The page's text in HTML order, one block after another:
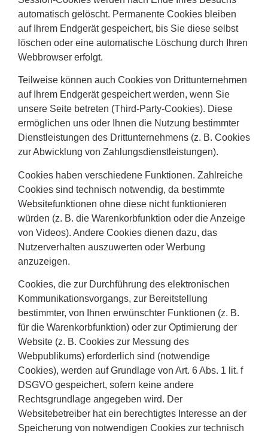
automatisch gelöscht. Permanente Cookies bleiben
auf Ihrem Endgerät gespeichert, bis Sie diese selbst
löschen oder eine automatische Löschung durch Ihren
Webbrowser erfolgt.
Teilweise können auch Cookies von Drittunternehmen
auf Ihrem Endgerät gespeichert werden, wenn Sie
unsere Seite betreten (Third-Party-Cookies). Diese
ermöglichen uns oder Ihnen die Nutzung bestimmter
Dienstleistungen des Drittunternehmens (z. B. Cookies
zur Abwicklung von Zahlungsdienstleistungen).
Cookies haben verschiedene Funktionen. Zahlreiche
Cookies sind technisch notwendig, da bestimmte
Websitefunktionen ohne diese nicht funktionieren
würden (z. B. die Warenkorbfunktion oder die Anzeige
von Videos). Andere Cookies dienen dazu, das
Nutzerverhalten auszuwerten oder Werbung
anzuzeigen.
Cookies, die zur Durchführung des elektronischen
Kommunikationsvorgangs, zur Bereitstellung
bestimmter, von Ihnen erwünschter Funktionen (z. B.
für die Warenkorbfunktion) oder zur Optimierung der
Website (z. B. Cookies zur Messung des
Webpublikums) erforderlich sind (notwendige
Cookies), werden auf Grundlage von Art. 6 Abs. 1 lit. f
DSGVO gespeichert, sofern keine andere
Rechtsgrundlage angegeben wird. Der
Websitebetreiber hat ein berechtigtes Interesse an der
Speicherung von notwendigen Cookies zur technisch